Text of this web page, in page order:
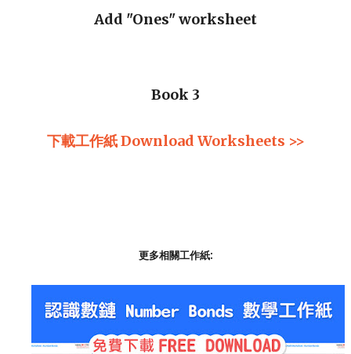
Add "Ones" worksheet
Book 3
下載工作紙Download Worksheets >>
更多相關工作紙: